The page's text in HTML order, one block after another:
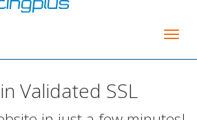
Validated SSL